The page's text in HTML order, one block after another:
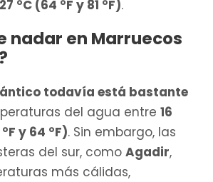
°C (64 °F y 81 °F).
nadar en Marruecos
todavía está bastante
del agua entre 16
°F y 64 °F). Sin embargo, las
del sur, como Agadir,
más cálidas,